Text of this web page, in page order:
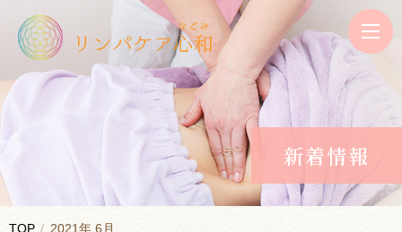
新着情報
TOP 2021年 6月